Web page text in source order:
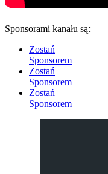
Sponsorami kanału są:
Zostań
Sponsorem
Zostań
Sponsorem
Zostań
Sponsorem